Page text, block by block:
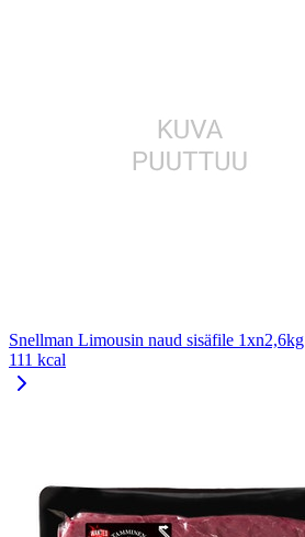
Snellman Limousin naud sisäfile 1xn2,6kg
111 kcal